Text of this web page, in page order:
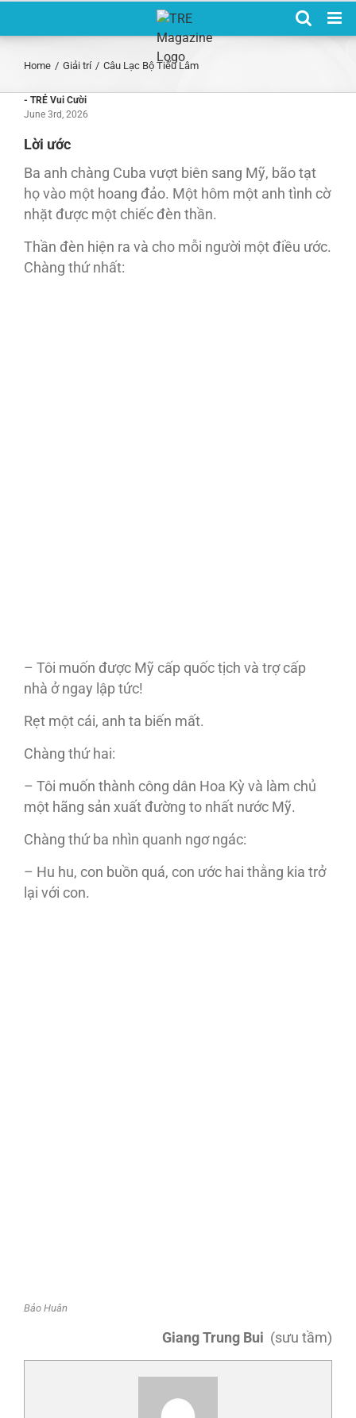
Home / Giải trí / Câu Lạc Bộ Tiếu Lâm
- TRẺ Vui Cười
June 3rd, 2026
Lời ước
Ba anh chàng Cuba vượt biên sang Mỹ, bão tạt
họ vào một hoang đảo. Một hôm một anh tình cờ
nhặt được một chiếc đèn thần.
Thần đèn hiện ra và cho mỗi người một điều ước.
Chàng thứ nhất:
– Tôi muốn được Mỹ cấp quốc tịch và trợ cấp
nhà ở ngay lập tức!
Rẹt một cái, anh ta biến mất.
Chàng thứ hai:
– Tôi muốn thành công dân Hoa Kỳ và làm chủ
một hãng sản xuất đường to nhất nước Mỹ.
Chàng thứ ba nhìn quanh ngơ ngác:
– Hu hu, con buồn quá, con ước hai thằng kia trở
lại với con.
Bảo Huân
Giang Trung Bui (sưu tầm)